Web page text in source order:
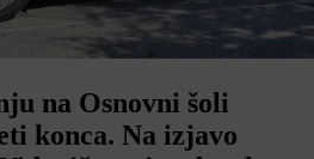
na Osnovni šoli
konca. Na izjavo